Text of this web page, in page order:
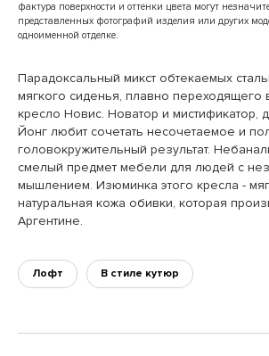
фактура поверхности и оттенки цвета могут
представленных фотографий изделия или других
одноименной отделке.
Парадоксальный микст обтекаемых
мягкого сиденья, плавно переходящего
кресло Новис. Новатор и мистификатор,
Йонг любит сочетать несочетаемое и
головокружительный результат.
смелый предмет мебели для людей с
мышлением. Изюминка этого кресла -
натуральная кожа обивки, которая
Аргентине.
Лофт В стиле кутюр